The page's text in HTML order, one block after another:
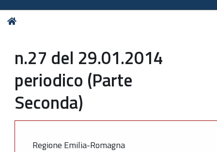
Tu
n.27 del 29.01.2014
periodico (Parte
Seconda)
Regione Emilia-Romagna